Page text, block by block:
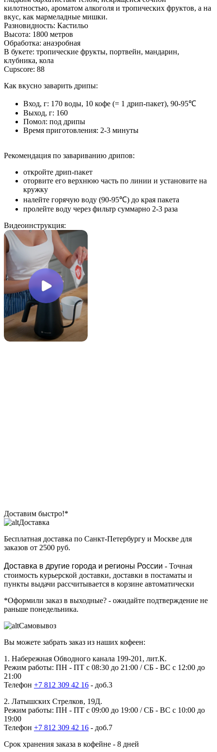
килотностью, ароматом алкоголя и тропических фруктов, а на
вкус, как мармеладные мишки.
Разновидность: Кастильо
Высота: 1800 метров
Обработка: анаэробная
В букете: тропические фрукты, портвейн, мандарин,
клубника, кола
Cupscore: 88
Как вкусно заварить дрипы:
Вход, г: 170 воды, 10 кофе (= 1 дрип-пакет), 90-95℃
Выход, г: 160
Помол: под дрипы
Время приготовления: 2-3 минуты
Рекомендация по завариванию дрипов:
откройте дрип-пакет
оторвите его верхнюю часть по линии и установите на
кружку
налейте горячую воду (90-95℃) до края пакета
пролейте воду через фильтр суммарно 2-3 раза
Видеоинструкция:
Доставим быстро!*
Доставка
Бесплатная доставка по Санкт-Петербургу и Москве для
заказов от 2500 руб.
Доставка в другие города и регионы России - Точная
стоимость курьерской доставки, доставки в постаматы и
пункты выдачи рассчитывается в корзине автоматически
*Оформили заказ в выходные? - ожидайте подтверждение не
раньше понедельника.
Самовывоз
Вы можете забрать заказ из наших кофеен:
1. Набережная Обводного канала 199-201, лит.К.
Режим работы: ПН - ПТ с 08:30 до 21:00 / СБ - ВС с 12:00 до
21:00
Телефон +7 812 309 42 16 - доб.3
2. Латышских Стрелков, 19Д.
Режим работы: ПН - ПТ с 09:00 до 19:00 / СБ - ВС с 10:00 до
19:00
Телефон +7 812 309 42 16 - доб.7
Срок хранения заказа в кофейне - 8 дней